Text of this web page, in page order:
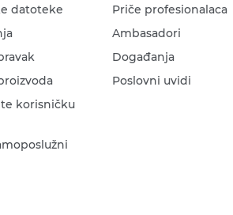
datoteke
korisničku
Priče profesionalaca
Ambasadori
Događanja
Poslovni uvidi